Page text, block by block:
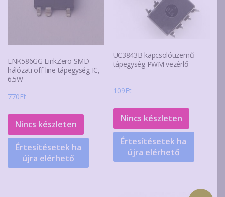
LNK586GG LinkZero SMD
hálózati off-line tápegység IC,
6.5W
770Ft
Nincs készleten
Értesítésetek ha
újra elérhető
UC3843B kapcsolóüzemű
tápegység PWM vezérlő
109Ft
Nincs készleten
Értesítésetek ha
újra elérhető